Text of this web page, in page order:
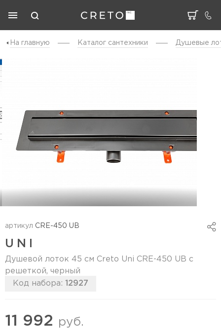
На главную Каталог cантехники Душевые
артикул CRE-450 UB
UNI
Душевой лоток 45 см Creto Uni CRE-450 UB с
решеткой, черный
Код набора: 12927
11 992 руб.